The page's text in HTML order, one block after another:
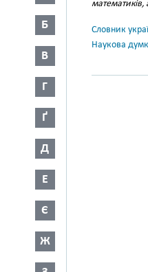
Б
В
Г
Ґ
Д
Е
Є
Ж
математиків,
Словник
Наукова